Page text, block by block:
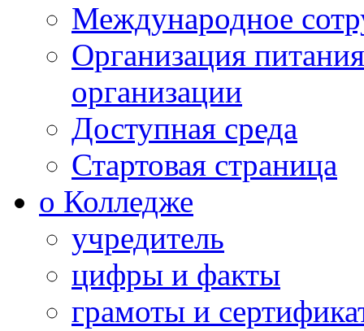
Международное
Организация
организации
Доступная среда
Стартовая страница
о Колледже
учредитель
цифры и факты
грамоты и